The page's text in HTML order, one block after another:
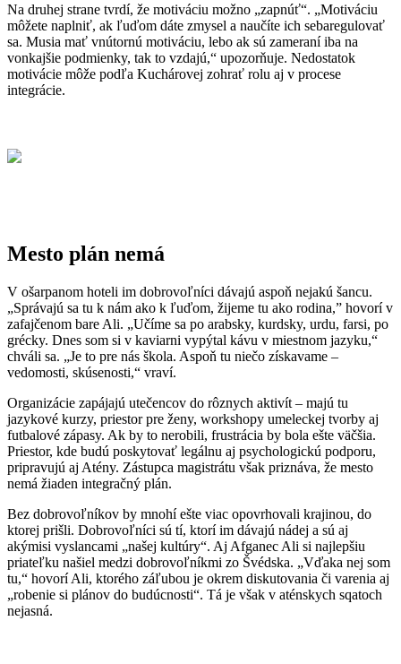
Na druhej strane tvrdí, že motiváciu možno „zapnúť“. „Motiváciu
môžete naplniť, ak ľuďom dáte zmysel a naučíte ich sebaregulovať
sa. Musia mať vnútornú motiváciu, lebo ak sú zameraní iba na
vonkajšie podmienky, tak to vzdajú,“ upozorňuje. Nedostatok
motivácie môže podľa Kuchárovej zohrať rolu aj v procese
integrácie.
Mesto plán nemá
V ošarpanom hoteli im dobrovoľníci dávajú aspoň nejakú šancu.
„Správajú sa tu k nám ako k ľuďom, žijeme tu ako rodina,” hovorí v
zafajčenom bare Ali. „Učíme sa po arabsky, kurdsky, urdu, farsi, po
grécky. Dnes som si v kaviarni vypýtal kávu v miestnom jazyku,“
chváli sa. „Je to pre nás škola. Aspoň tu niečo získavame –
vedomosti, skúsenosti,“ vraví.
Organizácie zapájajú utečencov do rôznych aktivít – majú tu
jazykové kurzy, priestor pre ženy, workshopy umeleckej tvorby aj
futbalové zápasy. Ak by to nerobili, frustrácia by bola ešte väčšia.
Priestor, kde budú poskytovať legálnu aj psychologickú podporu,
pripravujú aj Atény. Zástupca magistrátu však priznáva, že mesto
nemá žiaden integračný plán.
Bez dobrovoľníkov by mnohí ešte viac opovrhovali krajinou, do
ktorej prišli. Dobrovoľníci sú tí, ktorí im dávajú nádej a sú aj
akýmisi vyslancami „našej kultúry“. Aj Afganec Ali si najlepšiu
priateľku našiel medzi dobrovoľníkmi zo Švédska. „Vďaka nej som
tu,“ hovorí Ali, ktorého záľubou je okrem diskutovania či varenia aj
„robenie si plánov do budúcnosti“. Tá je však v aténskych sqatoch
nejasná.